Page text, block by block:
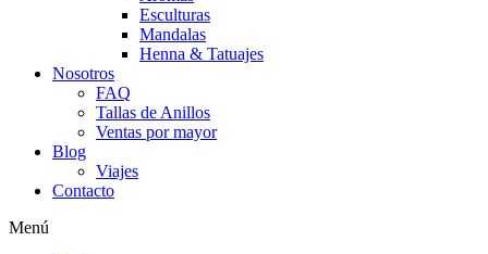
Esculturas
Mandalas
Henna & Tatuajes
Nosotros
FAQ
Tallas de Anillos
Ventas por mayor
Blog
Viajes
Contacto
Menú